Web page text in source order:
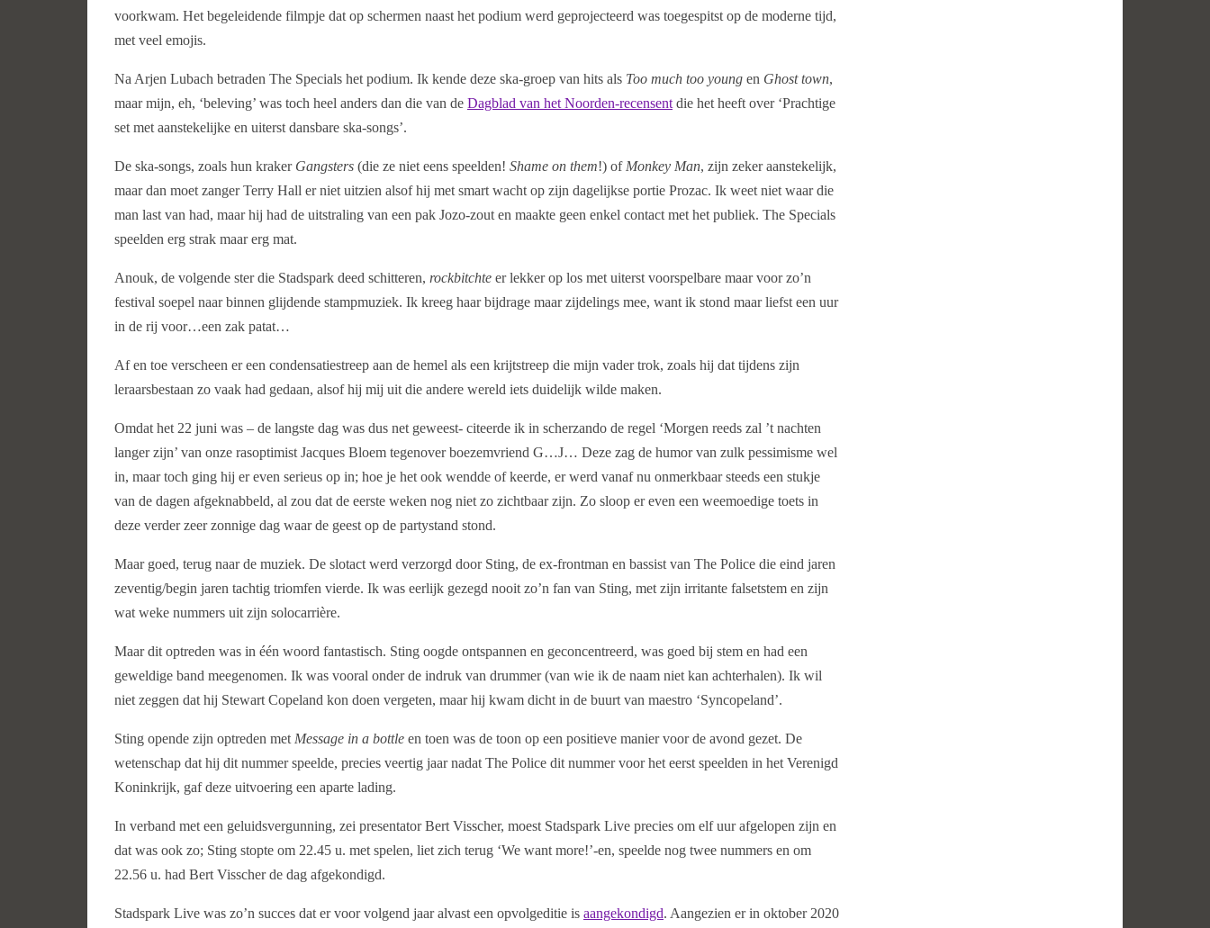
voorkwam. Het begeleidende filmpje dat op schermen naast het podium werd geprojecteerd was toegespitst op de moderne tijd,
met veel emojis.
Na Arjen Lubach betraden The Specials het podium. Ik kende deze ska-groep van hits als Too much too young en Ghost town,
maar mijn, eh, ‘beleving’ was toch heel anders dan die van de Dagblad van het Noorden-recensent die het heeft over ‘Prachtige
set met aanstekelijke en uiterst dansbare ska-songs’.
De ska-songs, zoals hun kraker Gangsters (die ze niet eens speelden! Shame on them!) of Monkey Man, zijn zeker aanstekelijk,
maar dan moet zanger Terry Hall er niet uitzien alsof hij met smart wacht op zijn dagelijkse portie Prozac. Ik weet niet waar die
man last van had, maar hij had de uitstraling van een pak Jozo-zout en maakte geen enkel contact met het publiek. The Specials
speelden erg strak maar erg mat.
Anouk, de volgende ster die Stadspark deed schitteren, rockbitchte er lekker op los met uiterst voorspelbare maar voor zo’n
festival soepel naar binnen glijdende stampmuziek. Ik kreeg haar bijdrage maar zijdelings mee, want ik stond maar liefst een uur
in de rij voor…een zak patat…
Af en toe verscheen er een condensatiestreep aan de hemel als een krijtstreep die mijn vader trok, zoals hij dat tijdens zijn
leraarsbestaan zo vaak had gedaan, alsof hij mij uit die andere wereld iets duidelijk wilde maken.
Omdat het 22 juni was – de langste dag was dus net geweest- citeerde ik in scherzando de regel ‘Morgen reeds zal ’t nachten
langer zijn’ van onze rasoptimist Jacques Bloem tegenover boezemvriend G…J… Deze zag de humor van zulk pessimisme wel
in, maar toch ging hij er even serieus op in; hoe je het ook wendde of keerde, er werd vanaf nu onmerkbaar steeds een stukje
van de dagen afgeknabbeld, al zou dat de eerste weken nog niet zo zichtbaar zijn. Zo sloop er even een weemoedige toets in
deze verder zeer zonnige dag waar de geest op de partystand stond.
Maar goed, terug naar de muziek. De slotact werd verzorgd door Sting, de ex-frontman en bassist van The Police die eind jaren
zeventig/begin jaren tachtig triomfen vierde. Ik was eerlijk gezegd nooit zo’n fan van Sting, met zijn irritante falsetstem en zijn
wat weke nummers uit zijn solocarrière.
Maar dit optreden was in één woord fantastisch. Sting oogde ontspannen en geconcentreerd, was goed bij stem en had een
geweldige band meegenomen. Ik was vooral onder de indruk van drummer (van wie ik de naam niet kan achterhalen). Ik wil
niet zeggen dat hij Stewart Copeland kon doen vergeten, maar hij kwam dicht in de buurt van maestro ‘Syncopeland’.
Sting opende zijn optreden met Message in a bottle en toen was de toon op een positieve manier voor de avond gezet. De
wetenschap dat hij dit nummer speelde, precies veertig jaar nadat The Police dit nummer voor het eerst speelden in het Verenigd
Koninkrijk, gaf deze uitvoering een aparte lading.
In verband met een geluidsvergunning, zei presentator Bert Visscher, moest Stadspark Live precies om elf uur afgelopen zijn en
dat was ook zo; Sting stopte om 22.45 u. met spelen, liet zich terug ‘We want more!’-en, speelde nog twee nummers en om
22.56 u. had Bert Visscher de dag afgekondigd.
Stadspark Live was zo’n succes dat er voor volgend jaar alvast een opvolgeditie is aangekondigd. Aangezien er in oktober 2020